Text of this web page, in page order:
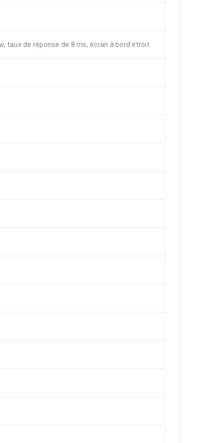
taux de réponse de 8 ms, écran à bord étroit